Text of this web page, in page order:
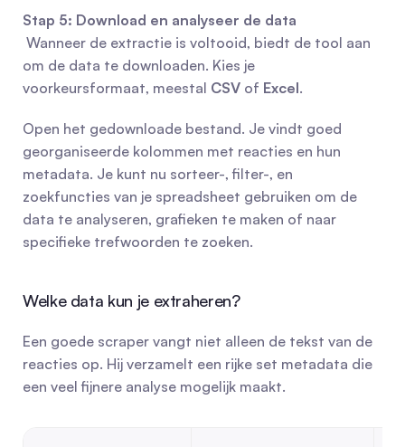
Stap 5: Download en analyseer de data
om de data te downloaden. Kies je
voorkeursformaat, meestal CSV of Excel.
Open het gedownloade bestand. Je vindt goed
georganiseerde kolommen met reacties en hun
metadata. Je kunt nu sorteer-, filter-, en
zoekfuncties van je spreadsheet gebruiken om de
data te analyseren, grafieken te maken of naar
specifieke trefwoorden te zoeken.
Welke data kun je extraheren?
Een goede scraper vangt niet alleen de tekst van de
reacties op. Hij verzamelt een rijke set metadata die
een veel fijnere analyse mogelijk maakt.